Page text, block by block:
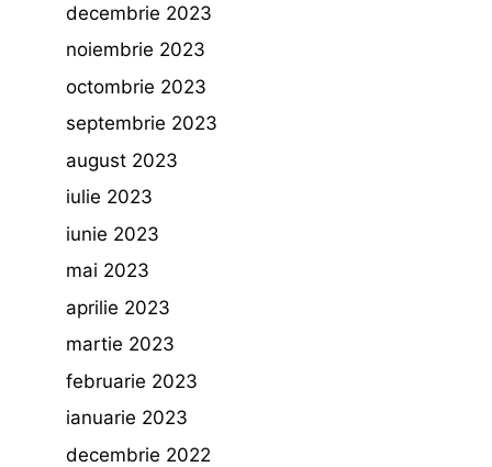
decembrie 2023
noiembrie 2023
octombrie 2023
septembrie 2023
august 2023
iulie 2023
iunie 2023
mai 2023
aprilie 2023
martie 2023
februarie 2023
ianuarie 2023
decembrie 2022